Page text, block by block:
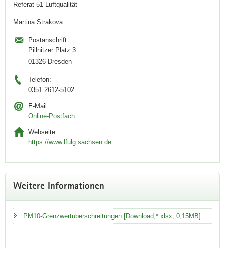
Referat 51 Luftqualität
Martina Strakova
Postanschrift:
Pillnitzer Platz 3
01326 Dresden
Telefon:
0351 2612-5102
E-Mail:
Online-Postfach
Webseite:
https://www.lfulg.sachsen.de
Weitere Informationen
PM10-Grenzwertüberschreitungen [Download,*.xlsx, 0,15MB]